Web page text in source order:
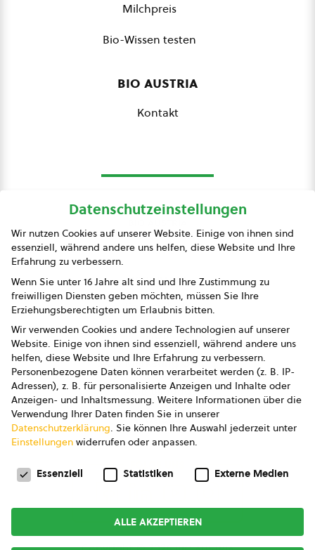
Milchpreis
Bio-Wissen testen
bio austria
Kontakt
Presse
Impressum
Datenschutz
AGB
AGB Marketing GmbH
AGB Bildung
Newsletter
Datenschutzeinstellungen
Wir nutzen Cookies auf unserer Website. Einige von ihnen sind
essenziell, während andere uns helfen, diese Website und Ihre
Erfahrung zu verbessern.
Wenn Sie unter 16 Jahre alt sind und Ihre Zustimmung zu
freiwilligen Diensten geben möchten, müssen Sie Ihre
Erziehungsberechtigten um Erlaubnis bitten.
Wir verwenden Cookies und andere Technologien auf unserer
Website. Einige von ihnen sind essenziell, während andere uns
helfen, diese Website und Ihre Erfahrung zu verbessern.
Personenbezogene Daten können verarbeitet werden (z. B. IP-
Adressen), z. B. für personalisierte Anzeigen und Inhalte oder
Anzeigen- und Inhaltsmessung. Weitere Informationen über die
Verwendung Ihrer Daten finden Sie in unserer
Datenschutzerklärung. Sie können Ihre Auswahl jederzeit unter
Einstellungen widerrufen oder anpassen.
Datenschutzeinstellungen
Essenziell Statistiken Externe Medien
ALLE AKZEPTIEREN